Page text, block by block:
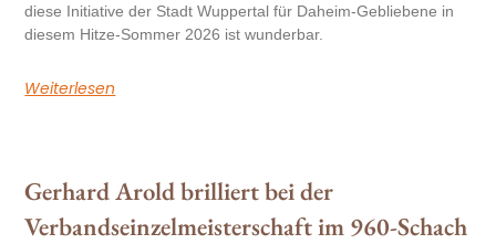
diese Initiative der Stadt Wuppertal für Daheim-Gebliebene in
diesem Hitze-Sommer 2026 ist wunderbar.
Weiterlesen
Gerhard Arold brilliert bei der
Verbandseinzelmeisterschaft im 960-Schach